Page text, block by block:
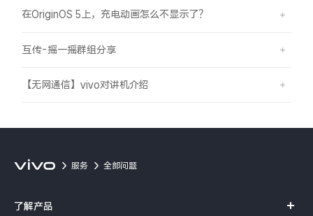
在OriginOS 5上，充电动画怎么不显示了？
互传-摇一摇群组分享
【无网通信】vivo对讲机介绍
服务 全部问题
了解产品